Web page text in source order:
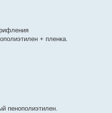
+ пленка.
пенополиэтилен.